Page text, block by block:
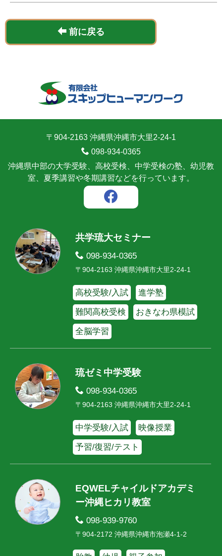
前に戻る
〒904-2163 沖縄県沖縄市大里2-24-1
098-934-0365
沖縄県中部の大学受験、高校受検、中学受検の塾、幼児教
室、夏季講習や冬期講習などを行っています。
共学琉大セミナー
098-934-0365
〒904-2163 沖縄県沖縄市大里2-24-1
高校受験/入試 進学塾
難関高校受検 おきなわ県模試
全脳学習
琉ゼミ中学受験
098-934-0365
〒904-2163 沖縄県沖縄市大里2-24-1
中学受験/入試 映像授業
予習/復習/テスト
EQWELチャイルドアカデミ
ー沖縄ヒカリ教室
098-939-9760
〒904-2172 沖縄県沖縄市泡瀬4-1-2